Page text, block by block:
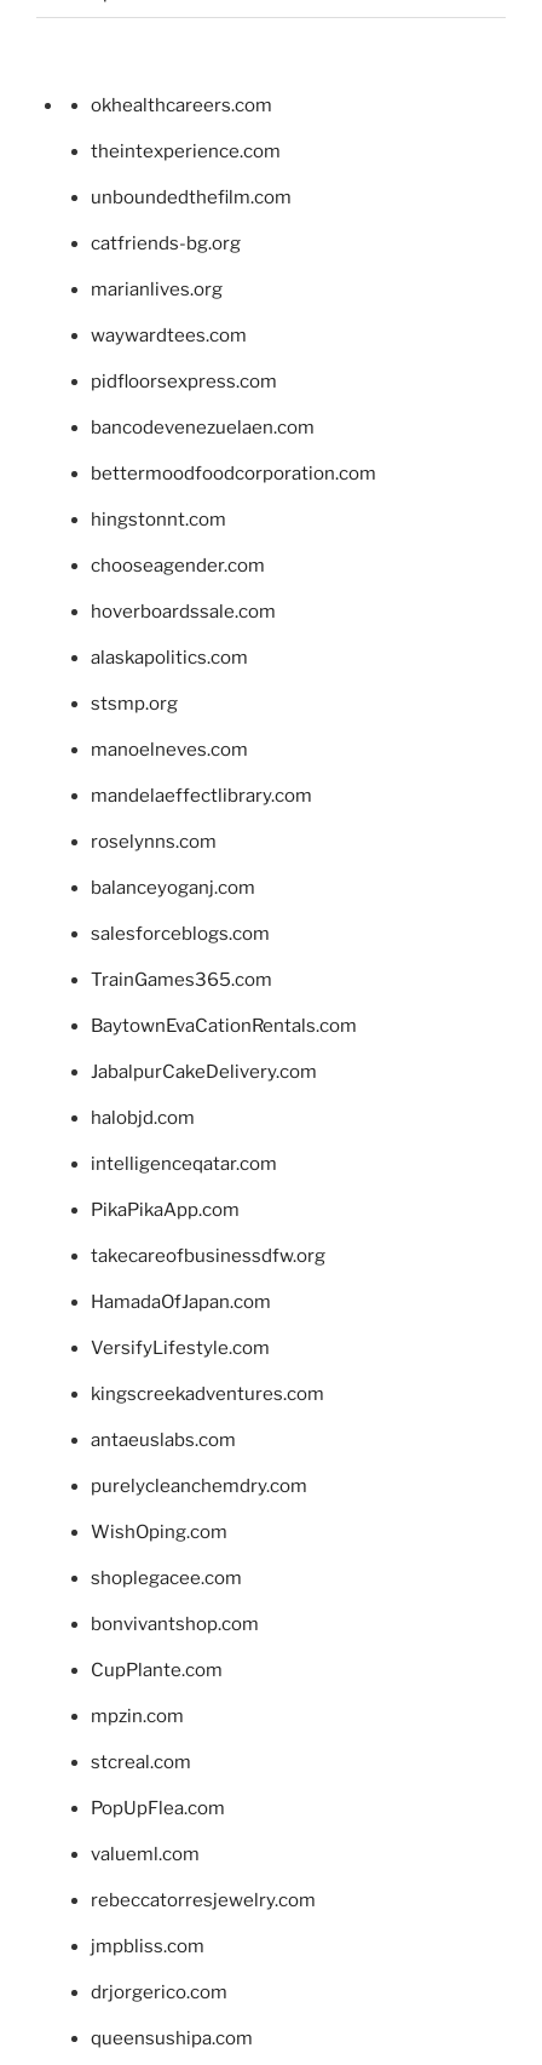
okhealthcareers.com
theintexperience.com
unboundedthefilm.com
catfriends-bg.org
marianlives.org
waywardtees.com
pidfloorsexpress.com
bancodevenezuelaen.com
bettermoodfoodcorporation.com
hingstonnt.com
chooseagender.com
hoverboardssale.com
alaskapolitics.com
stsmp.org
manoelneves.com
mandelaeffectlibrary.com
roselynns.com
balanceyoganj.com
salesforceblogs.com
TrainGames365.com
BaytownEvaCationRentals.com
JabalpurCakeDelivery.com
halobjd.com
intelligenceqatar.com
PikaPikaApp.com
takecareofbusinessdfw.org
HamadaOfJapan.com
VersifyLifestyle.com
kingscreekadventures.com
antaeuslabs.com
purelycleanchemdry.com
WishOping.com
shoplegacee.com
bonvivantshop.com
CupPlante.com
mpzin.com
stcreal.com
PopUpFlea.com
valueml.com
rebeccatorresjewelry.com
jmpbliss.com
drjorgerico.com
queensushipa.com